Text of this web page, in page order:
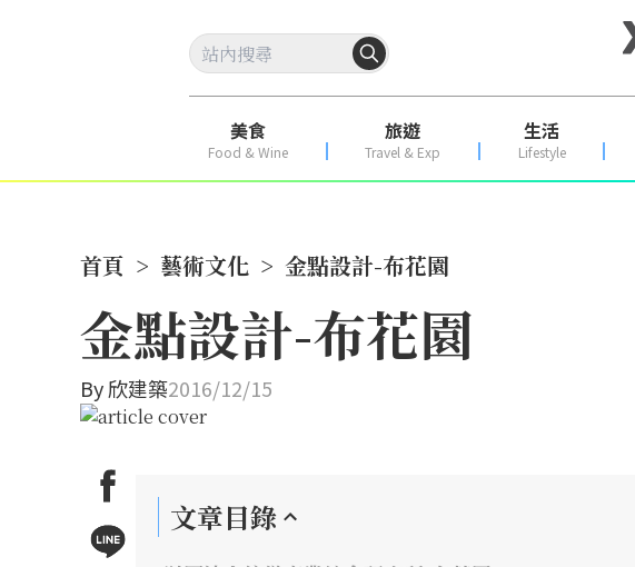
美食
Food & Wine
旅遊
Travel & Exp
生活
Lifestyle
首頁 > 藝術文化 > 金點設計-布花園
金點設計-布花園
By欣建築2016/12/15
文章目錄